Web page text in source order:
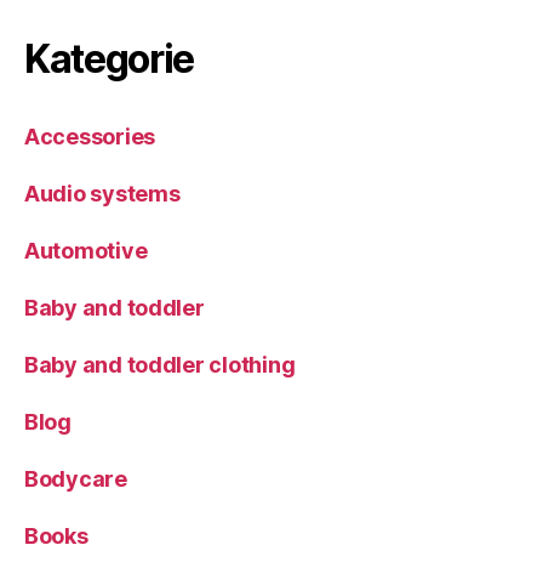
Kategorie
Accessories
Audio systems
Automotive
Baby and toddler
Baby and toddler clothing
Blog
Bodycare
Books